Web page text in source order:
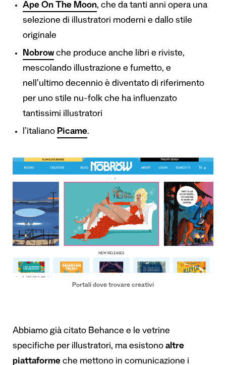
Ape On The Moon, che da tanti anni opera una
selezione di illustratori moderni e dallo stile
originale
Nobrowche produce anche libri e riviste,
mescolando illustrazione e fumetto, e
nell’ultimo decennio è diventato di riferimento
per uno stile nu-folk che ha influenzato
tantissimi illustratori
l’italiano Picame.
Portali dove trovare creativi
Abbiamo già citato Behance e le vetrine
specifiche per illustratori, ma esistono altre
piattaforme che mettono in comunicazione i